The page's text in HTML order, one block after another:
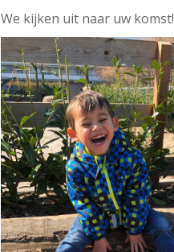
We kijken uit naar uw komst!